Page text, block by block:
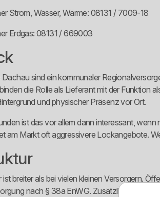
Strom, Wasser, Wärme: 08131 / 7009-18
Erdgas: 08131 / 669003
sind ein kommunaler
die Rolle als Lieferant mit der Funktion
und physischer Präsenz vor Ort.
ist das vor allem dann interessant,
am Markt oft aggressivere Lockangebote.
ist breiter als bei vielen kleinen Versorgern.
nach § 38a EnWG. Zusätzlich